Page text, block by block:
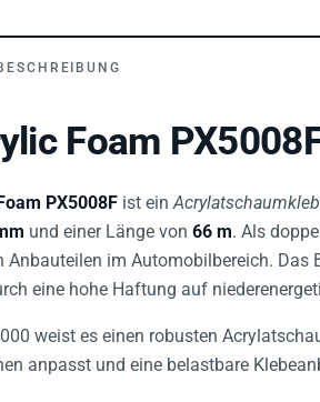
Foam
PX5008F ist ein
und einer Länge von 66 m
. Als
Anbauteilen im Automobilbereich. Das
eine hohe Haftung auf
weist es einen robusten
anpasst und eine belastbare